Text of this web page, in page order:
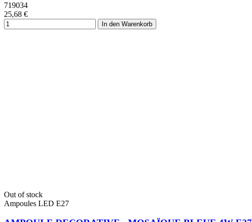
719034
25,68 €
In den Warenkorb
Out of stock
Ampoules LED E27